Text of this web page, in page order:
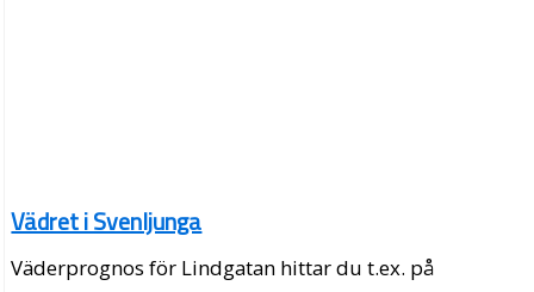
Vädret i Svenljunga
Väderprognos för Lindgatan hittar du t.ex. på